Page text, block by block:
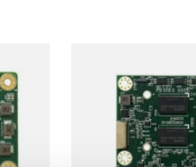
SMARC-FIMX6